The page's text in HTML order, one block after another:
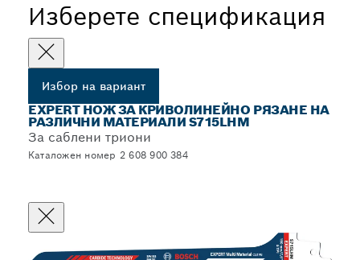
Изберете спецификация
Избор на вариант
EXPERT НОЖ ЗА КРИВОЛИНЕЙНО РЯЗАНЕ НА
РАЗЛИЧНИ МАТЕРИАЛИ S715LHM
За саблени триони
Каталожен номер 2 608 900 384